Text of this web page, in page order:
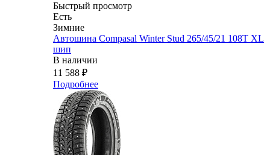
Быстрый просмотр
Есть
Зимние
Автошина Compasal Winter Stud 265/45/21 108T XL
шип
В наличии
11 588 ₽
Подробнее